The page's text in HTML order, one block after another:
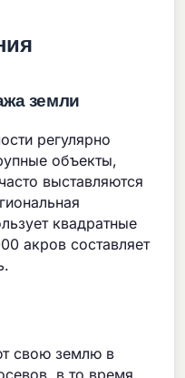
земли
регулярно
объекты,
выставляются
квадратные
акров составляет
свою землю в
в то время